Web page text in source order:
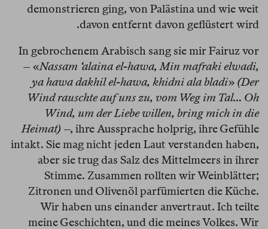
demonstrieren ging, von Palästina und wie weit
davon entfernt davon geflüstert wird.
In gebrochenem Arabisch sang sie mir Fairuz vor
– «Nassam ‘alaina el-hawa, Min mafraki elwadi,
ya hawa dakhil el-hawa, khidni ala bladi» (Der
Wind rauschte auf uns zu, vom Weg im Tal… Oh
Wind, um der Liebe willen, bring mich in die
Heimat) –, ihre Aussprache holprig, ihre Gefühle
intakt. Sie mag nicht jeden Laut verstanden haben,
aber sie trug das Salz des Mittelmeers in ihrer
Stimme. Zusammen rollten wir Weinblätter;
Zitronen und Olivenöl parfümierten die Küche.
Wir haben uns einander anvertraut. Ich teilte
meine Geschichten, und die meines Volkes. Wir